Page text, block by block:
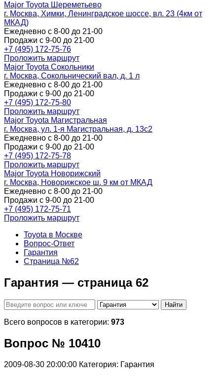
Major Toyota Шереметьево
г. Москва, Химки, Ленинградское шоссе, вл. 23 (4км от
МКАД)
Ежедневно с 8-00 до 21-00
Продажи с 9-00 до 21-00
+7 (495) 172-75-76
Проложить маршрут
Major Toyota Сокольники
г. Москва, Сокольнический вал, д. 1 л
Ежедневно с 8-00 до 21-00
Продажи с 9-00 до 21-00
+7 (495) 172-75-80
Проложить маршрут
Major Toyota Магистральная
г. Москва, ул. 1-я Магистральная, д. 13с2
Ежедневно с 8-00 до 21-00
Продажи с 9-00 до 21-00
+7 (495) 172-75-78
Проложить маршрут
Major Toyota Новорижский
г. Москва, Новорижское ш. 9 км от МКАД
Ежедневно с 8-00 до 21-00
Продажи с 9-00 до 21-00
+7 (495) 172-75-71
Проложить маршрут
Toyota в Москве
Вопрос-Ответ
Гарантия
Страница №62
Гарантия — страница 62
Найти
Всего вопросов в категории: 973
Вопрос № 10410
2009-08-30 20:00:00 Категория: Гарантия